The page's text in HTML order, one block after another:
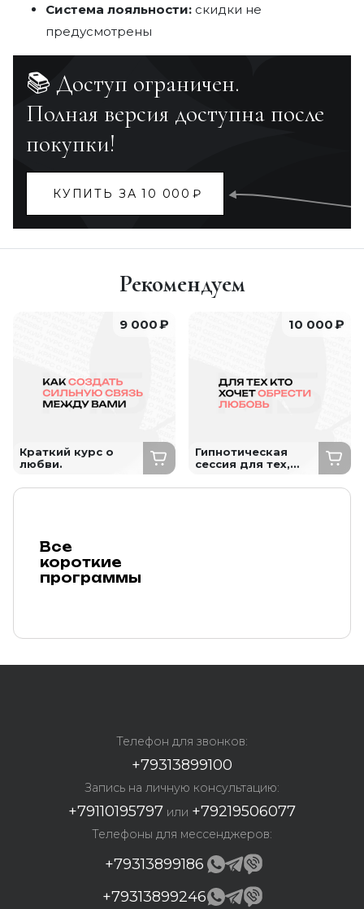
Система лояльности: скидки не
предусмотрены
📚 Доступ ограничен.
Полная версия доступна после
покупки!
КУПИТЬ ЗА 10 000 ₽
Рекомендуем
Краткий курс о
любви.
9 000₽
Гипнотическая
сессия для тех,
любовь
10 000₽
Все
короткие
программы
Телефон для звонков:
+79313899100
Запись на личную консультацию:
+79110195797 или +79219506077
Телефоны для мессенджеров:
+79313899186
+79313899246